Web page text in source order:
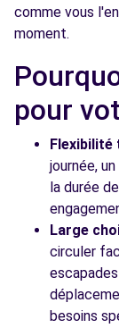
comme vous
moment.
pour
Flexibilité
journée,
la durée
Large
circuler
besoins